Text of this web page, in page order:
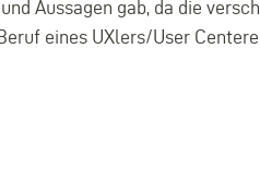
Aussagen gab, da die
eines UXlers/User